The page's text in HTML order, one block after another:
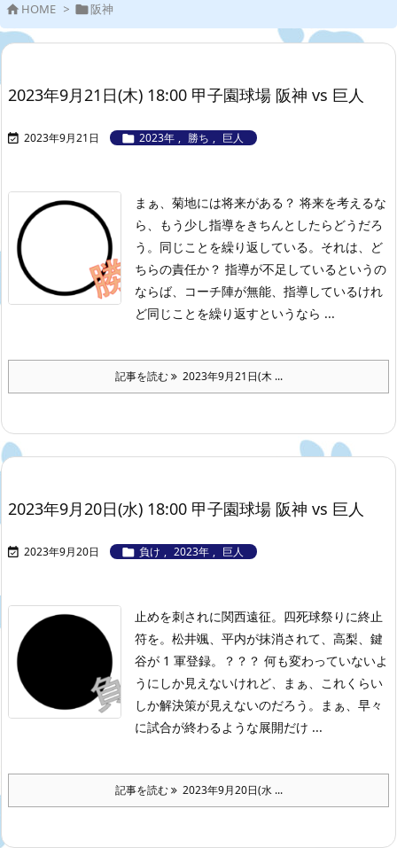
 HOME > 阪神
2023年9月21日(木) 18:00 甲子園球場 阪神 vs 巨人
 2023年9月21日  2023年 , 勝ち , 巨人
まぁ、菊地には将来がある？ 将来を考えるな
ら、もう少し指導をきちんとしたらどうだろ
う。同じことを繰り返している。それは、ど
ちらの責任か？ 指導が不足しているというの
ならば、コーチ陣が無能、指導しているけれ
ど同じことを繰り返すというなら ...
記事を読む 2023年9月21日(木 ...
2023年9月20日(水) 18:00 甲子園球場 阪神 vs 巨人
 2023年9月20日  負け , 2023年 , 巨人
止めを刺されに関西遠征。四死球祭りに終止
符を。松井颯、平内が抹消されて、高梨、鍵
谷が 1 軍登録。？？？ 何も変わっていないよ
うにしか見えないけれど、まぁ、これくらい
しか解決策が見えないのだろう。まぁ、早々
に試合が終わるような展開だけ ...
記事を読む 2023年9月20日(水 ...